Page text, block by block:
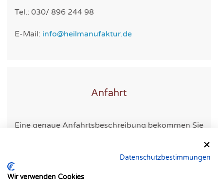
Tel.: 030/ 896 244 98
E-Mail: info@heilmanufaktur.de
Anfahrt
Eine genaue Anfahrtsbeschreibung bekommen Sie
Datenschutzbestimmungen
Wir verwenden Cookies